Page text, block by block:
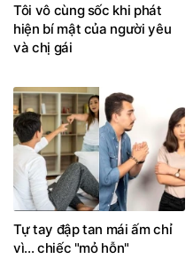
Tôi vô cùng sốc khi phát
hiện bí mật của người yêu
và chị gái
Tự tay đập tan mái ấm chỉ
vì... chiếc "mỏ hỗn"